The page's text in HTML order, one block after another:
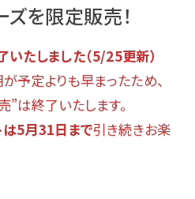
を限定販売！
いたしました（5/25更新）
予定よりも早まったため、
は終了いたします。
5月31日まで引き続きお楽